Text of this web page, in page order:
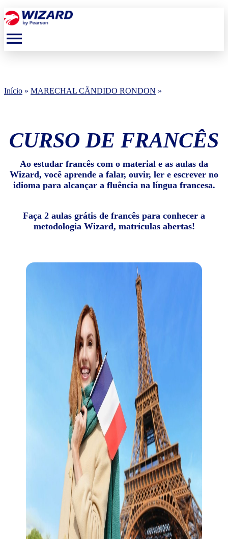
menu
Início » MARECHAL CÃNDIDO RONDON »
CURSO DE FRANCÊS
Ao estudar francês com o material e as aulas da
Wizard, você aprende a falar, ouvir, ler e escrever no
idioma para alcançar a fluência na língua francesa.
Faça 2 aulas grátis de francês para conhecer a
metodologia Wizard, matrículas abertas!